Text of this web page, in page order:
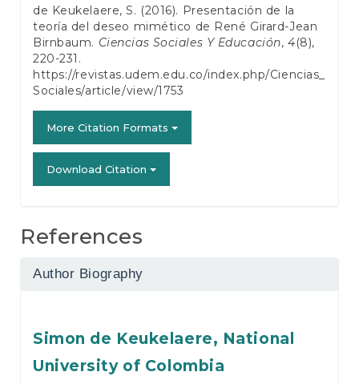
de Keukelaere, S. (2016). Presentación de la
teoría del deseo mimético de René Girard-Jean
Birnbaum. Ciencias Sociales Y Educación, 4(8),
220-231.
https://revistas.udem.edu.co/index.php/Ciencias_
Sociales/article/view/1753
More Citation Formats
Download Citation
References
Author Biography
Simon de Keukelaere, National
University of Colombia